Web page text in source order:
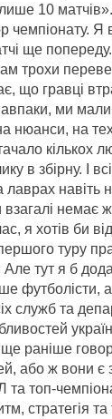
лише 10
чемпіонату.
ще
трохи
що гравці
ми
нюанси, на
кількох
в збірну. І
лаврах навіть
взагалі немає
я хотів би
першого туру
Але тут я б
футболісти,
служб та
ще раніше
або ж вони є
топ-
стратегія